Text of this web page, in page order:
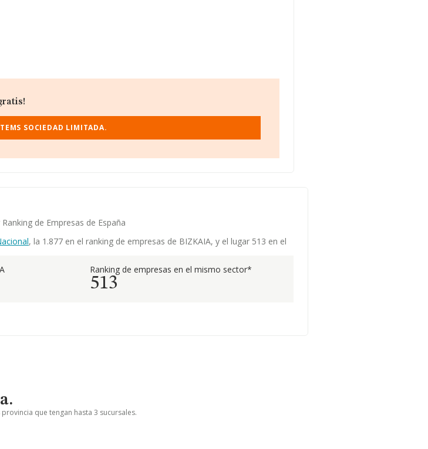
SOCIEDAD LIMITADA.
de Empresas de España
, la 1.877 en el ranking de empresas de BIZKAIA, y el lugar 513 en el
Ranking de empresas en el mismo sector*
513
que tengan hasta 3 sucursales.